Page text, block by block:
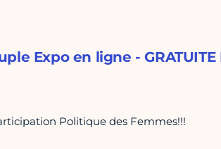
Expo en ligne - GRATUITE
Politique des Femmes!!!